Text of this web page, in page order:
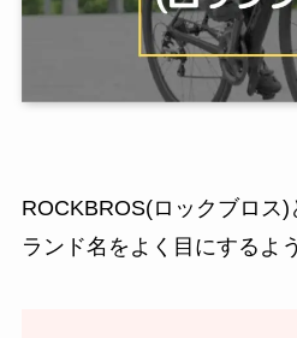
ROCKBROS(ロックブロス
ランド名をよく目にするよ